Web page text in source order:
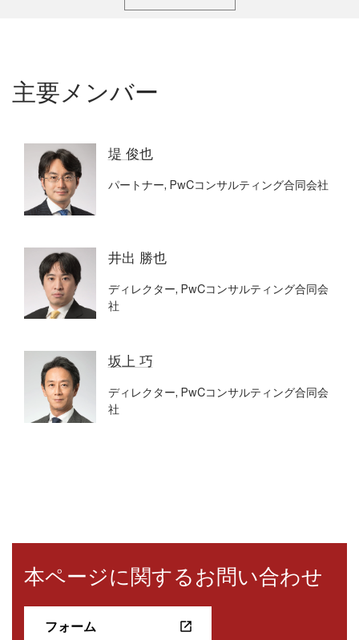
主要メンバー
堤 俊也
パートナー, PwCコンサルティング合同会社
井出 勝也
ディレクター, PwCコンサルティング合同会
社
坂上 巧
ディレクター, PwCコンサルティング合同会
社
本ページに関するお問い合わせ
フォーム